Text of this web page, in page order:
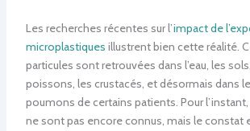
Les recherches récentes sur l’impact de
microplastiques illustrent bien cette réalité.
particules sont retrouvées dans l’eau, les sols,
poissons, les crustacés, et désormais dans
poumons de certains patients. Pour
ne sont pas encore connus, mais le constat